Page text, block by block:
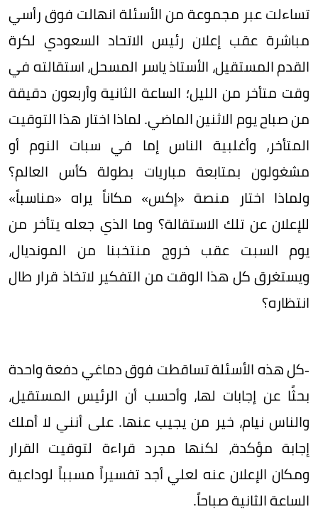
تساءلت عبر مجموعة من الأسئلة انهالت فوق رأسي
مباشرة عقب إعلان رئيس الاتحاد السعودي لكرة
القدم المستقيل، الأستاذ ياسر المسحل، استقالته في
وقت متأخر من الليل؛ الساعة الثانية وأربعون دقيقة
من صباح يوم الاثنين الماضي. لماذا اختار هذا التوقيت
المتأخر، وأغلبية الناس إما في سبات النوم أو
مشغولون بمتابعة مباريات بطولة كأس العالم؟
ولماذا اختار منصة «إكس» مكاناً يراه «مناسباً»
للإعلان عن تلك الاستقالة؟ وما الذي جعله يتأخر من
يوم السبت عقب خروج منتخبنا من المونديال،
ويستغرق كل هذا الوقت من التفكير لاتخاذ قرار طال
انتظاره؟
-كل هذه الأسئلة تساقطت فوق دماغي دفعة واحدة
بحثًا عن إجابات لها، وأحسب أن الرئيس المستقيل،
والناس نيام، خير من يجيب عنها. على أنني لا أملك
إجابة مؤكدة، لكنها مجرد قراءة لتوقيت القرار
ومكان الإعلان عنه لعلي أجد تفسيراً مسبباً لوداعية
الساعة الثانية صباحاً.